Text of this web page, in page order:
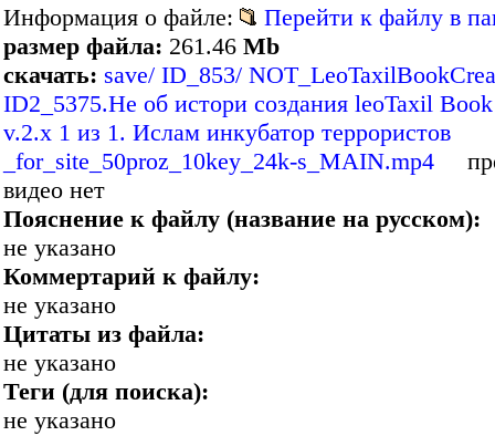
Информация о файле:
Перейти к файлу в
размер файла: 261.46 Mb
скачать: save/ ID_853/
ID2_5375.Не об истори создания leoTaxil
v.2.x 1 из 1. Ислам инкубатор террористов
_for_site_50proz_10key_24k-s_MAIN.mp4
видео нет
Пояснение к файлу (название на русском):
не указано
Коммертарий к файлу:
не указано
Цитаты из файла:
не указано
Теги (для поиска):
не указано